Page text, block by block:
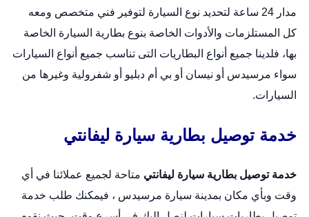
مدار 24 ساعة لتحديد نوع السيارة لتوفير فني متخصص ومعه
كل المستلزمات والأدوات الخاصة بنوع بطارية السيارة الخاصة
بها، فلدينا جميع أنواع البطاريات التى تناسب جميع أنواع السيارات
سواء مرسيدس أو نيسان أو بي أم دبليو أو شفرولية وغيرها من
السيارات.
خدمة توصيل بطارية سيارة ليفانتي
خدمة توصيل بطارية سيارة ليفانتي متاحة لجميع عملائنا في أي
وقت وبأي مكان بمدينة سيارة مرسيدس ، فيمكنك طلب خدمة